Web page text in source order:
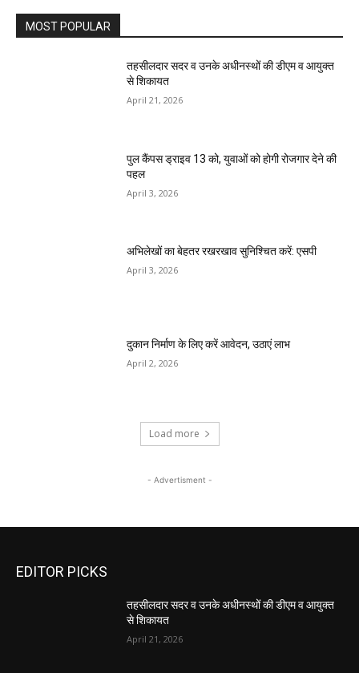
MOST POPULAR
तहसीलदार सदर व उनके अधीनस्थों की डीएम व आयुक्त
से शिकायत
April 21, 2026
पुल कैंपस ड्राइव 13 को, युवाओं को होगी रोजगार देने की
पहल
April 3, 2026
अभिलेखों का बेहतर रखरखाव सुनिश्चित करें: एसपी
April 3, 2026
दुकान निर्माण के लिए करें आवेदन, उठाएं लाभ
April 2, 2026
Load more
- Advertisment -
EDITOR PICKS
तहसीलदार सदर व उनके अधीनस्थों की डीएम व आयुक्त
से शिकायत
April 21, 2026